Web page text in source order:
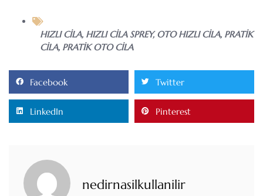
HIZLI CILA, HIZLI CILA SPREY,OTO HIZLI CILA, PRATIK
CILA, PRATIK OTO CILA
Facebook Twitter
LinkedIn Pinterest
nedirnasilkullanilir